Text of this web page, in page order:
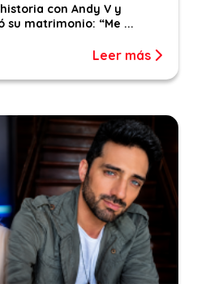
con Andy V y
su matrimonio: “Me ...
Leer más